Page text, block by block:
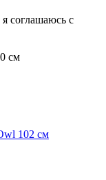
соглашаюсь с
см
102 см